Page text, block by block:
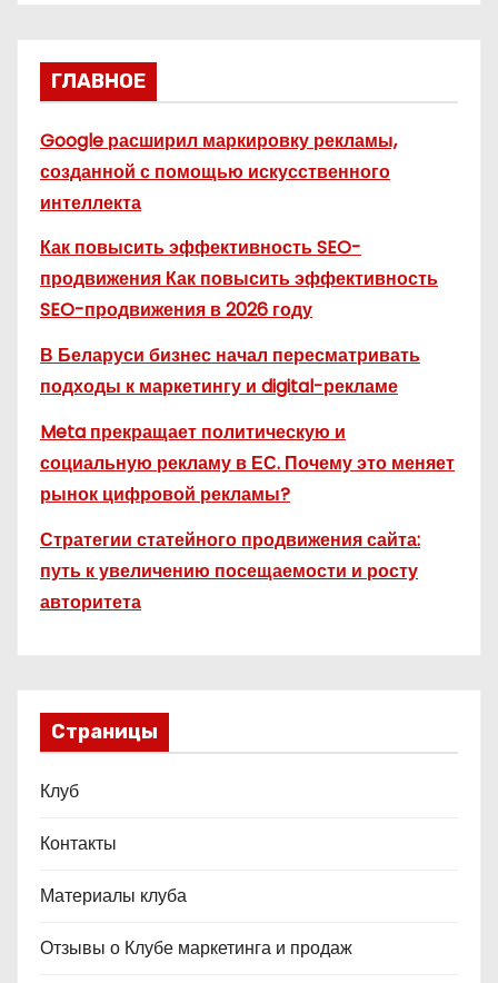
ГЛАВНОЕ
Google расширил маркировку рекламы,
созданной с помощью искусственного
интеллекта
Как повысить эффективность SEO-
продвижения Как повысить эффективность
SEO-продвижения в 2026 году
В Беларуси бизнес начал пересматривать
подходы к маркетингу и digital-рекламе
Meta прекращает политическую и
социальную рекламу в ЕС. Почему это меняет
рынок цифровой рекламы?
Стратегии статейного продвижения сайта:
путь к увеличению посещаемости и росту
авторитета
Страницы
Клуб
Контакты
Материалы клуба
Отзывы о Клубе маркетинга и продаж